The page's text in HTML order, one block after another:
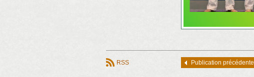
RSS Publication précédente